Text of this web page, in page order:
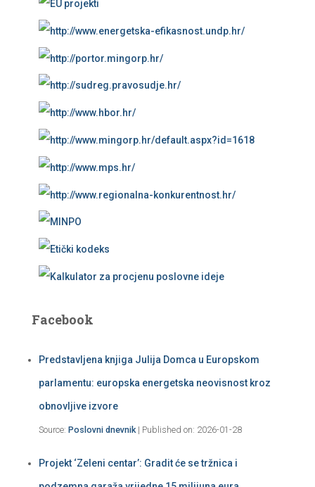
Facebook
Predstavljena knjiga Julija Domca u Europskom
parlamentu: europska energetska neovisnost kroz
obnovljive izvore
Source: Poslovni dnevnik Published on: 2026-01-28
Projekt ‘Zeleni centar’: Gradit će se tržnica i